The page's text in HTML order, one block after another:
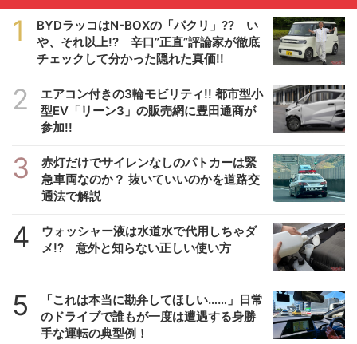
1
BYDラッコはN-BOXの「パクリ」?? い
や、それ以上!? 辛口”正直”評論家が徹底
チェックして分かった隠れた真価!!
2
エアコン付きの3輪モビリティ!! 都市型小
型EV「リーン3」の販売網に豊田通商が
参加!!
3
赤灯だけでサイレンなしのパトカーは緊
急車両なのか？ 抜いていいのかを道路交
通法で解説
4
ウォッシャー液は水道水で代用しちゃダ
メ!? 意外と知らない正しい使い方
5
「これは本当に勘弁してほしい……」日常
のドライブで誰もが一度は遭遇する身勝
手な運転の典型例！